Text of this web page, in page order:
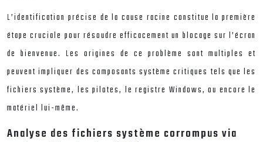
L’identification précise de la cause racine constitue la première
étape cruciale pour résoudre efficacement un blocage sur l’écran
de bienvenue. Les origines de ce problème sont multiples et
peuvent impliquer des composants système critiques tels que les
fichiers système, les pilotes, le registre Windows, ou encore le
matériel lui-même.
Analyse des fichiers système corrompus via